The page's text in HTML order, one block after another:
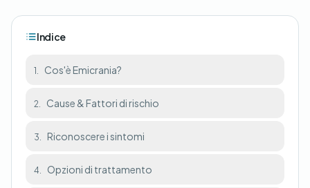
Indice
1. Cos'è Emicrania?
2. Cause & Fattori di rischio
3. Riconoscere i sintomi
4. Opzioni di trattamento